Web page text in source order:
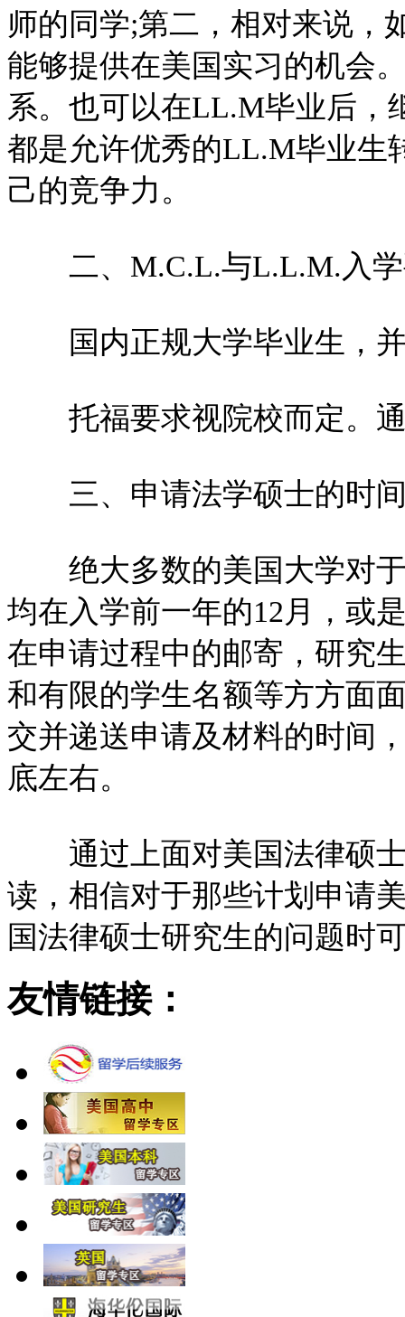
师的同学;第二，相对来说，
能够提供在美国实习的机会
系。也可以在LL.M毕业后，
都是允许优秀的LL.M毕业生
己的竞争力。
二、M.C.L.与L.L.M.入学
国内正规大学毕业生，并
托福要求视院校而定。通
三、申请法学硕士的时
绝大多数的美国大学对于
均在入学前一年的12月，或
在申请过程中的邮寄，研究
和有限的学生名额等方方面
交并递送申请及材料的时间
底左右。
通过上面对美国法律硕士
读，相信对于那些计划申请
国法律硕士研究生的问题时
友情链接：